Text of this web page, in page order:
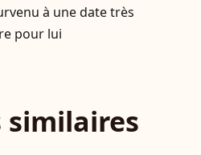
à une date très
pour lui
similaires